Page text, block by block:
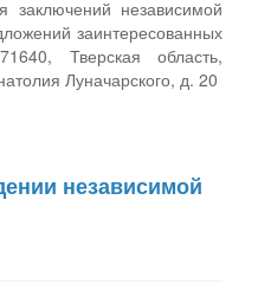
заключений независимой
заинтересованных
Тверская область,
Луначарского, д. 20
независимой